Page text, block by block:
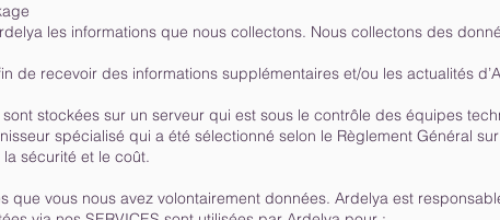
les informations que nous collectons. Nous collectons des
de recevoir des informations supplémentaires et/ou les actualités
stockées sur un serveur qui est sous le contrôle des équipes
spécialisé qui a été sélectionné selon le Règlement Général
sécurité et le coût.
que vous nous avez volontairement données. Ardelya est